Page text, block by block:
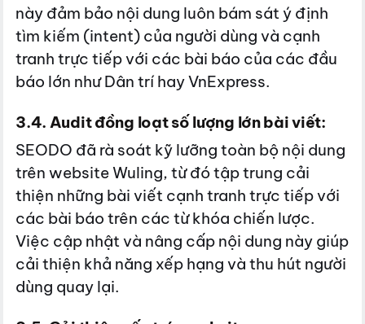
này đảm bảo nội dung luôn bám sát ý định
tìm kiếm (intent) của người dùng và cạnh
tranh trực tiếp với các bài báo của các đầu
báo lớn như Dân trí hay VnExpress.
3.4. Audit đồng loạt số lượng lớn bài viết:
SEODO đã rà soát kỹ lưỡng toàn bộ nội dung
trên website Wuling, từ đó tập trung cải
thiện những bài viết cạnh tranh trực tiếp với
các bài báo trên các từ khóa chiến lược.
Việc cập nhật và nâng cấp nội dung này giúp
cải thiện khả năng xếp hạng và thu hút người
dùng quay lại.